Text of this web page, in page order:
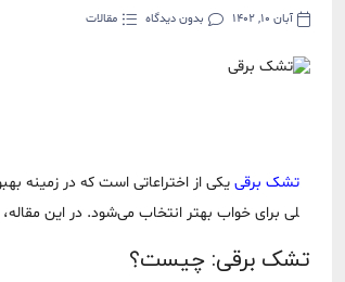
آبان 10, 1402 بدون دیدگاه مقالات
تشک برقی یکی از اختراعاتی است که در زمینه
لی برای خواب بهتر انتخاب می‌شود. در این
تشک برقی: چیست؟